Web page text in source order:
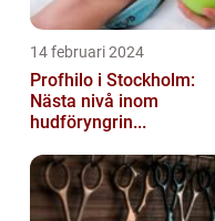
14 februari 2024
Profhilo i Stockholm:
Nästa nivå inom
hudföryngrin...